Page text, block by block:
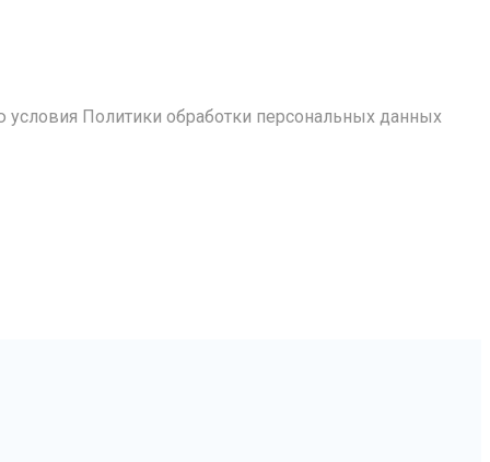
Политики обработки персональных данных